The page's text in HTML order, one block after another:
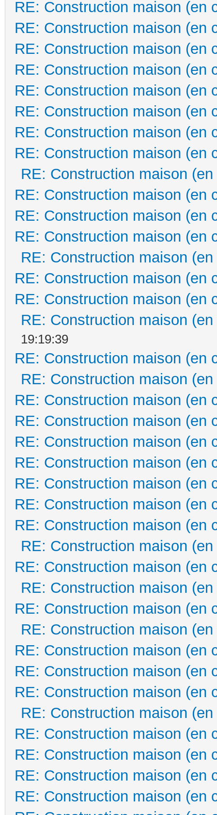
RE: Construction maison (en
RE: Construction maison (en
RE: Construction maison (en
RE: Construction maison (en
RE: Construction maison (en
RE: Construction maison (en
RE: Construction maison (en
RE: Construction maison (en
RE: Construction maison
RE: Construction maison (en
RE: Construction maison (en
RE: Construction maison (en
RE: Construction maison
RE: Construction maison (en
RE: Construction maison (en
RE: Construction maison
19:19:39
RE: Construction maison (en
RE: Construction maison
RE: Construction maison (en
RE: Construction maison (en
RE: Construction maison (en
RE: Construction maison (en
RE: Construction maison (en
RE: Construction maison (en
RE: Construction maison (en
RE: Construction maison
RE: Construction maison (en
RE: Construction maison
RE: Construction maison (en
RE: Construction maison
RE: Construction maison (en
RE: Construction maison (en
RE: Construction maison (en
RE: Construction maison
RE: Construction maison (en
RE: Construction maison (en
RE: Construction maison (en
RE: Construction maison (en